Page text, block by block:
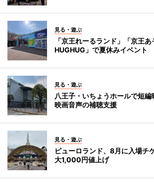
見る・遊ぶ
「京王れーるランド」「京王
HUGHUG」で夏休みイベント
見る・遊ぶ
八王子・いちょうホールで短
映画音声の補聴支援
見る・遊ぶ
ピューロランド、8月に入場
大1,000円値上げ